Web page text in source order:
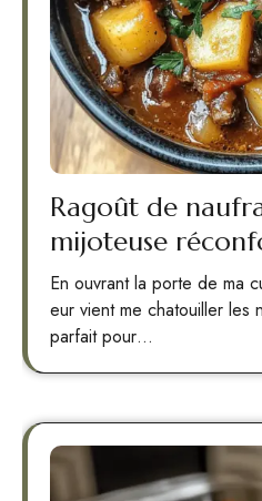
Ragoût de
mijoteuse
En ouvrant la porte de ma cuisine, une délicieuse od
eur vient me chatouiller les
parfait pour…